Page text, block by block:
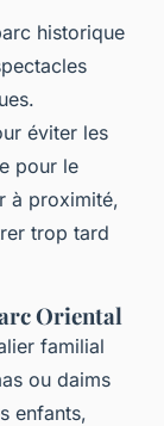
historique
éviter les
pour le
à proximité,
trop tard
Oriental
familial
ou daims
enfants,